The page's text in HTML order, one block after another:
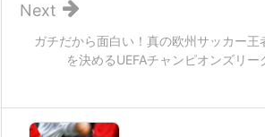
ガチだから面白い！真の欧州サッカー王
を決めるUEFAチャンピオンズリー
Next